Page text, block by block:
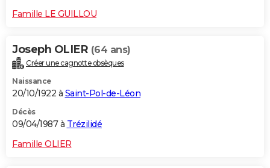
Famille LE GUILLOU
Joseph OLIER (64 ans)
Créer une cagnotte obsèques
Naissance
20/10/1922 à Saint-Pol-de-Léon
Décès
09/04/1987 à Trézilidé
Famille OLIER